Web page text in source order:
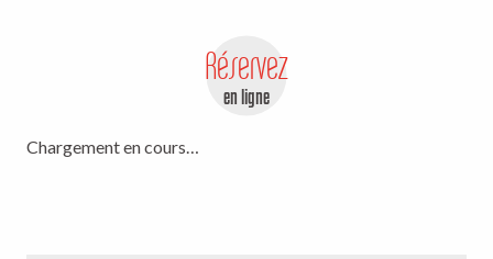
Réservez
en ligne
Chargement en cours…